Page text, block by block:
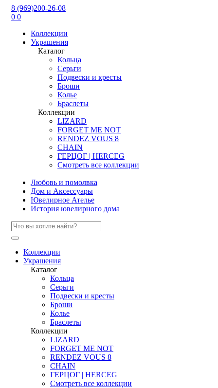
8 (969)200-26-08
0 0
Коллекции
Украшения
Каталог
Кольца
Серьги
Подвески и кресты
Броши
Колье
Браслеты
Коллекции
LIZARD
FORGET ME NOT
RENDEZ VOUS 8
CHAIN
ГЕРЦОГ | HERCEG
Смотреть все коллекции
Любовь и помолвка
Дом и Аксессуары
Ювелирное Ателье
История ювелирного дома
Коллекции
Украшения
Каталог
Кольца
Серьги
Подвески и кресты
Броши
Колье
Браслеты
Коллекции
LIZARD
FORGET ME NOT
RENDEZ VOUS 8
CHAIN
ГЕРЦОГ | HERCEG
Смотреть все коллекции